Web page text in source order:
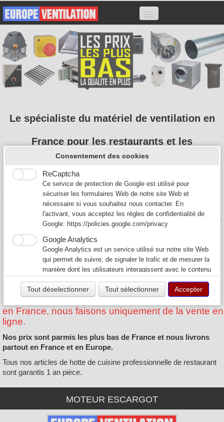
ACCUEIL
HOTTES
MOTEURS
VARIATEURS
Le spécialiste du matériel de ventilation en
France pour les restaurants et les
professionnels
Nous sommes expert en extraction de ventilation de hotte de
cuisine professionnelle pour les restaurants.
Nous proposons à la vente tout type de moteur: Moteur escargot
7/7 7/9 9/9 10/10, Moteur caisson, Moteur tourelle, les variateurs de
hotte, ainsi que les hottes professionnelles de restaurant et les
caissons anti-odeurs au charbon actif.
Nos prix sont parmis les plus bas de France et nous livrons
partout en France.
Pour toutes demandes d'installation, de
déplacement ou de maintenance sur site,
contactez les agencesHYGISprésentent partout
en France, nous faisons uniquement de la vente en
ligne.
Nos prix sont parmis les plus bas de France et nous livrons
partout en France et en Europe.
Tous nos articles de hotte de cuisine professionnelle de restaurant
sont garantis 1 an pièce.
MOTEUR ESCARGOT
Consentement des cookies
ReCaptcha
Ce service de protection de Google est utilisé pour
sécuriser les formulaires Web de notre site Web et
nécessaire si vous souhaitez nous contacter. En
l'activant, vous acceptez les règles de confidentialité de
Google: https://policies.google.com/privacy
Google Analytics
Google Analytics est un service utilisé sur notre site Web
qui permet de suivre, de signaler le trafic et de mesurer la
manière dont les utilisateurs interagissent avec le contenu
meilleurs services.
Tout déselectionner Tout sélectionner Accepter